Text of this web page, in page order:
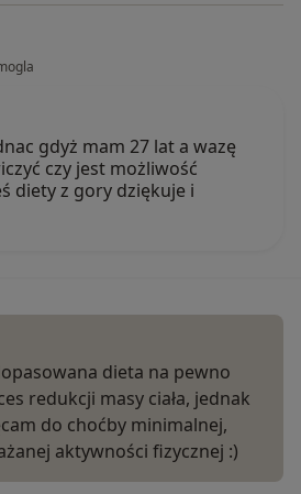
gdyż mam 27 lat a wazę
czy jest możliwość
diety z gory dziękuje i
dieta na pewno
redukcji masy ciała, jednak
do choćby minimalnej,
aktywności fizycznej :)